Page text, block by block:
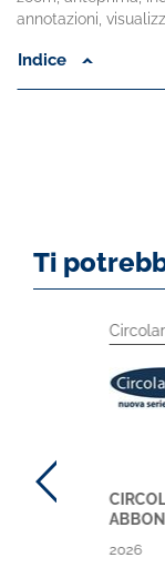
annotazioni,
Indice
Ti
2026